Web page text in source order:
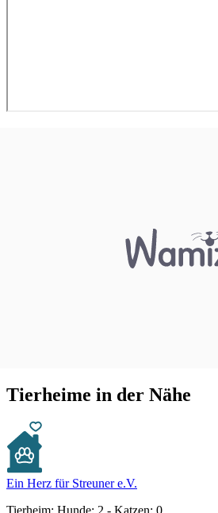
Tierheime in der Nähe
Ein Herz für Streuner e.V.